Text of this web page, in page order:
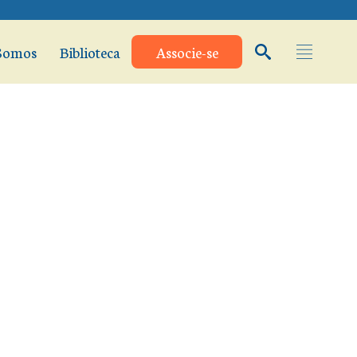
Biblioteca Associe-se